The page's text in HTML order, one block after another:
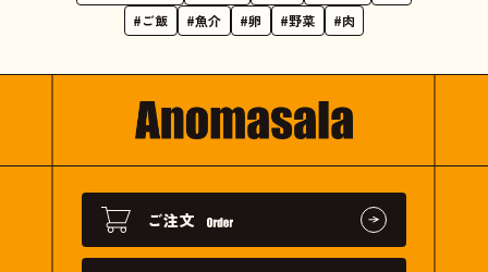
#ご飯
#魚介 #卵 #野菜 #肉
ご注文